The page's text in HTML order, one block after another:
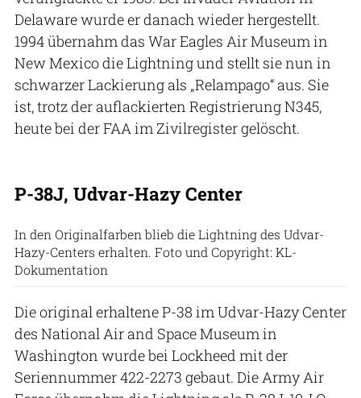
Delaware wurde er danach wieder hergestellt.
1994 übernahm das War Eagles Air Museum in
New Mexico die Lightning und stellt sie nun in
schwarzer Lackierung als „Relampago“ aus. Sie
ist, trotz der auflackierten Registrierung N345,
heute bei der FAA im Zivilregister gelöscht.
P-38J, Udvar-Hazy Center
In den Originalfarben blieb die Lightning des Udvar-
Hazy-Centers erhalten. Foto und Copyright: KL-
Dokumentation
Die original erhaltene P-38 im Udvar-Hazy Center
des National Air and Space Museum in
Washington wurde bei Lockheed mit der
Seriennummer 422-2273 gebaut. Die Army Air